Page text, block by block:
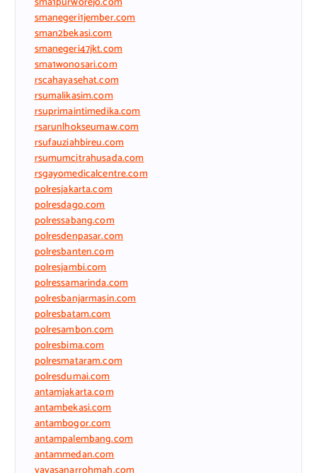
smanegeri1jember.com
sman2bekasi.com
smanegeri47jkt.com
sma1wonosari.com
rscahayasehat.com
rsumalikasim.com
rsuprimaintimedika.com
rsarunlhokseumaw.com
rsufauziahbireu.com
rsumumcitrahusada.com
rsgayomedicalcentre.com
polresjakarta.com
polresdago.com
polressabang.com
polresdenpasar.com
polresbanten.com
polresjambi.com
polressamarinda.com
polresbanjarmasin.com
polresbatam.com
polresambon.com
polresbima.com
polresmataram.com
polresdumai.com
antamjakarta.com
antambekasi.com
antambogor.com
antampalembang.com
antammedan.com